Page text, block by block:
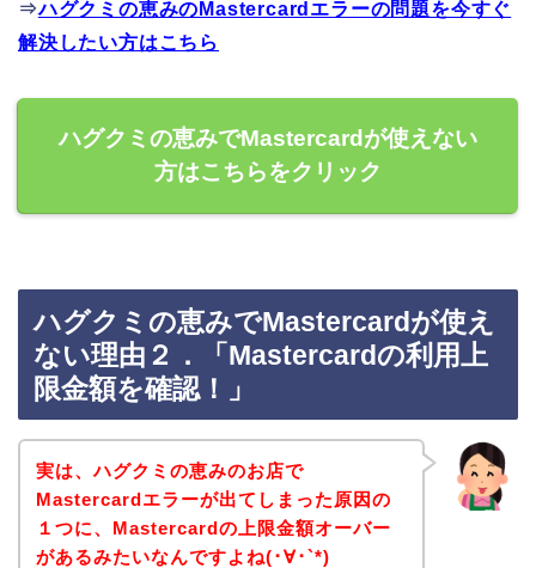
⇒ハグクミの恵みのMastercardエラーの問題を今すぐ
解決したい方はこちら
ハグクミの恵みでMastercardが使えない
方はこちらをクリック
ハグクミの恵みでMastercardが使え
ない理由２．「Mastercardの利用上
限金額を確認！」
実は、ハグクミの恵みのお店で
Mastercardエラーが出てしまった原因の
１つに、Mastercardの上限金額オーバー
があるみたいなんですよね(･∀･`*)